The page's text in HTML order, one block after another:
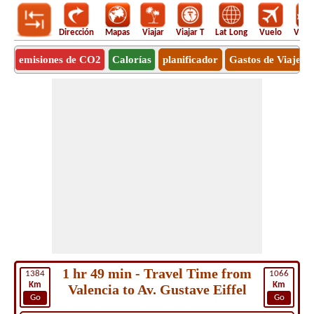
Dirección Mapas Viajar Viajar T Lat Long Vuelo
emisiones de CO2 Calorías planificador Gastos de Viaje
1384
Km
Go
1066
Km
Go
1 hr 49 min - Travel Time from
Valencia to Av. Gustave Eiffel